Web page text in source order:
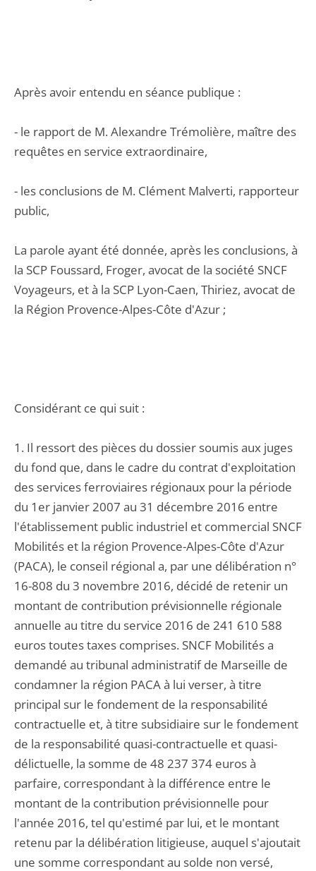
Après avoir entendu en séance publique :
- le rapport de M. Alexandre Trémolière, maître des
requêtes en service extraordinaire,
- les conclusions de M. Clément Malverti, rapporteur
public,
La parole ayant été donnée, après les conclusions, à
la SCP Foussard, Froger, avocat de la société SNCF
Voyageurs, et à la SCP Lyon-Caen, Thiriez, avocat de
la Région Provence-Alpes-Côte d'Azur ;
Considérant ce qui suit :
1. Il ressort des pièces du dossier soumis aux juges
du fond que, dans le cadre du contrat d'exploitation
des services ferroviaires régionaux pour la période
du 1er janvier 2007 au 31 décembre 2016 entre
l'établissement public industriel et commercial SNCF
Mobilités et la région Provence-Alpes-Côte d'Azur
(PACA), le conseil régional a, par une délibération n°
16-808 du 3 novembre 2016, décidé de retenir un
montant de contribution prévisionnelle régionale
annuelle au titre du service 2016 de 241 610 588
euros toutes taxes comprises. SNCF Mobilités a
demandé au tribunal administratif de Marseille de
condamner la région PACA à lui verser, à titre
principal sur le fondement de la responsabilité
contractuelle et, à titre subsidiaire sur le fondement
de la responsabilité quasi-contractuelle et quasi-
délictuelle, la somme de 48 237 374 euros à
parfaire, correspondant à la différence entre le
montant de la contribution prévisionnelle pour
l'année 2016, tel qu'estimé par lui, et le montant
retenu par la délibération litigieuse, auquel s'ajoutait
une somme correspondant au solde non versé,